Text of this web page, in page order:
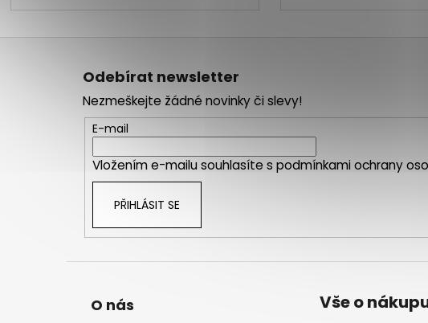
Z
Odebírat newsletter
Nezmeškejte žádné novinky či slevy!
E-mail
Vložením e-mailu souhlasíte s podmínkami ochrany
PŘIHLÁSIT SE
O nás Vše o